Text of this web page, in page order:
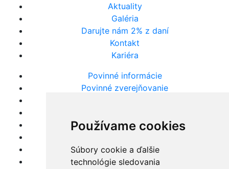
Používame cookies
Súbory cookie a ďalšie
technológie sledovania
Aktuality
Galéria
Darujte nám 2% z daní
Kontakt
Kariéra
Povinné informácie
Povinné zverejňovanie
Evidencia žiadostí
Ochrana osobných údajov
Súbory cookies